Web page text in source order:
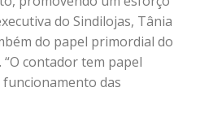
do Sindilojas, Tânia
do papel primordial do
contador tem papel
das